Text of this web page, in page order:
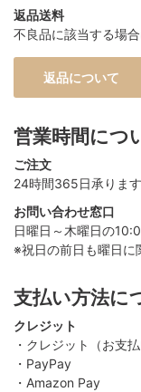
返品送料
不良品に該当する場
返品について
営業時間につ
ご注文
24時間365日承ります
お問い合わせ窓口
日曜日～木曜日の
※祝日の前日も曜日に
支払い方法に
クレジット
・クレジット（お支
・PayPay
・Amazon Pay